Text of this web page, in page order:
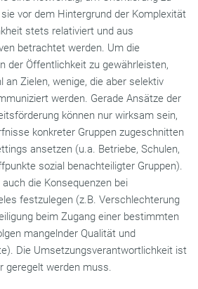
vor dem Hintergrund der Komplexität
stets relativiert und aus
betrachtet werden. Um die
der Öffentlichkeit zu gewährleisten,
an Zielen, wenige, die aber selektiv
werden. Gerade Ansätze der
können nur wirksam sein,
konkreter Gruppen zugeschnitten
ansetzen (u.a. Betriebe, Schulen,
sozial benachteiligter Gruppen).
die Konsequenzen bei
festzulegen (z.B. Verschlechterung
beim Zugang einer bestimmten
mangelnder Qualität und
Die Umsetzungsverantwortlichkeit ist
geregelt werden muss.